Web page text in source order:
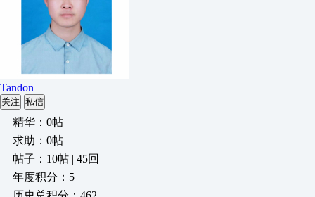
Tandon
关注 私信
精华：0帖
求助：0帖
帖子：10帖 | 45回
年度积分：5